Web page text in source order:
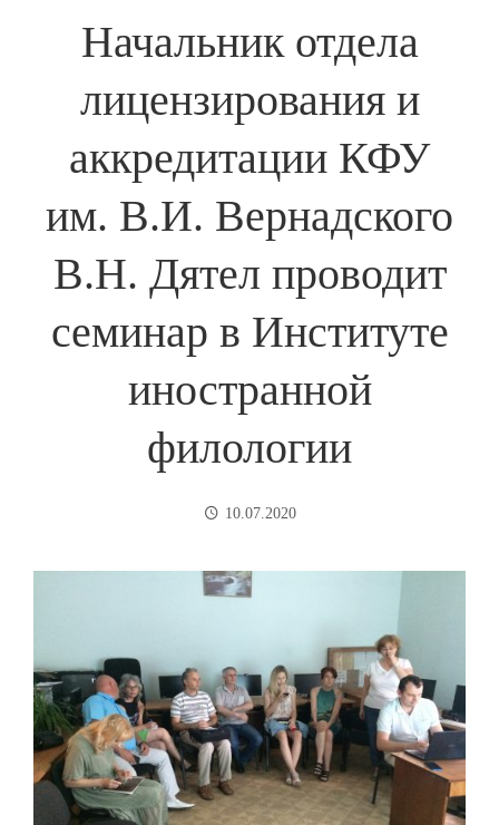
Начальник отдела
лицензирования и
аккредитации КФУ
им. В.И. Вернадского
В.Н. Дятел проводит
семинар в Институте
иностранной
филологии
10.07.2020